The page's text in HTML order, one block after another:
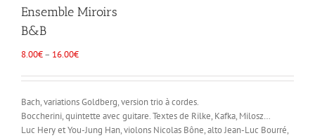
Ensemble Miroirs
B&B
8.00€– 16.00€
Bach, variations Goldberg, version trio à cordes.
Boccherini, quintette avec guitare. Textes de Rilke, Kafka, Milosz…
Luc Hery et You-Jung Han, violons Nicolas Bône, alto Jean-Luc Bourré,